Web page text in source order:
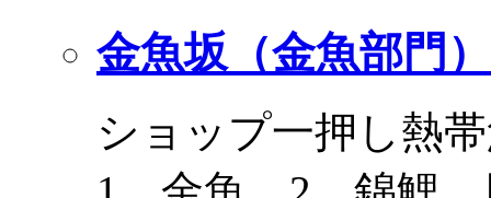
金魚坂（金魚部門）
ショップ一押し熱